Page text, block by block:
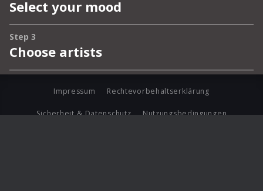
Impressum Rechtevorbehaltserklärung
Sicherheit & Datenschutz Nutzungsbedingungen